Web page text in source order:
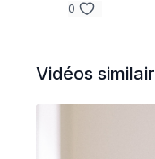
0
Vidéos